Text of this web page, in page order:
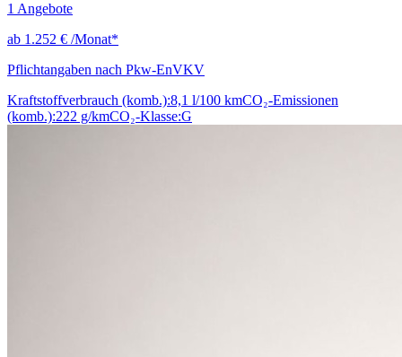
1 Angebote
ab 1.252 € /Monat*
Pflichtangaben nach Pkw-EnVKV
Kraftstoffverbrauch (komb.):8,1 l/100 kmCO₂-Emissionen
(komb.):222 g/kmCO₂-Klasse:G